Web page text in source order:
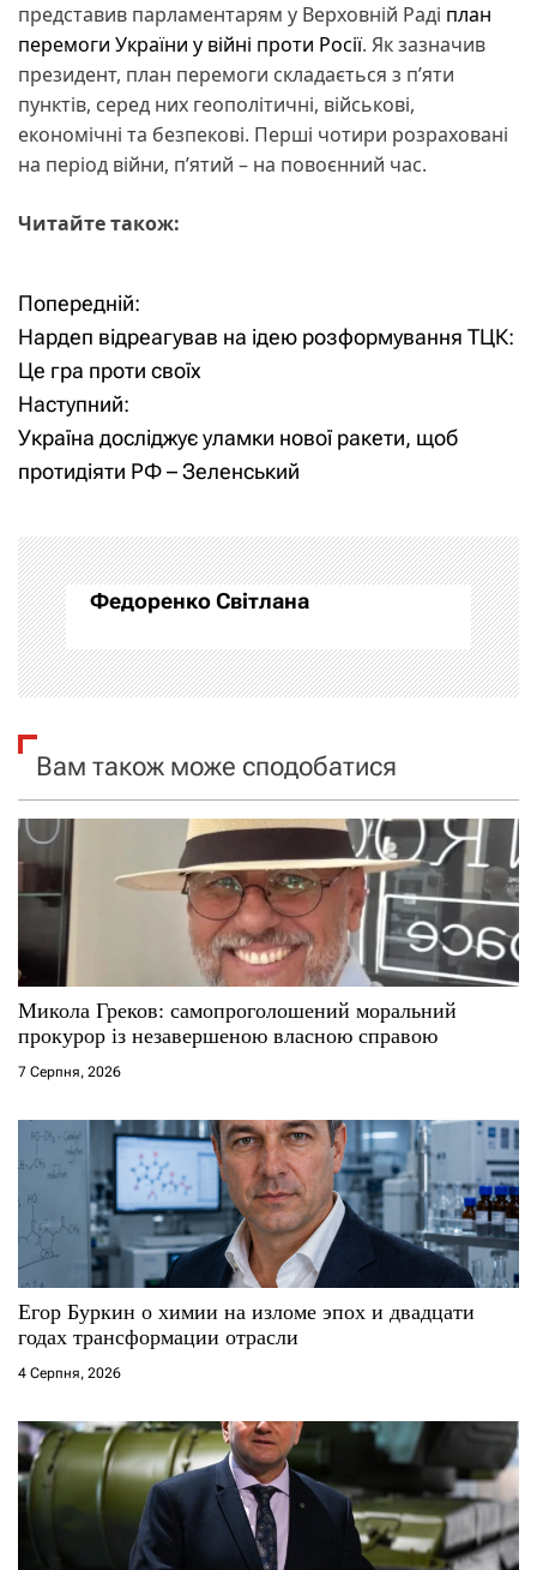
представив парламентарям у Верховній Раді план
перемоги України у війні проти Росії. Як зазначив
президент, план перемоги складається з п’яти
пунктів, серед них геополітичні, військові,
економічні та безпекові. Перші чотири розраховані
на період війни, п’ятий – на повоєнний час.
Читайте також:
Н
а
в
і
а
ц
і
а
с
і
в
Попередній:
Нардеп відреагував на ідею розформування ТЦК:
Це гра проти своїх
Наступний:
Україна досліджує уламки нової ракети, щоб
протидіяти РФ – Зеленський
Федоренко Світлана
Вам також може сподобатися
Микола Греков: самопроголошений моральний
прокурор із незавершеною власною справою
7 Серпня, 2026
Егор Буркин о химии на изломе эпох и двадцати
годах трансформации отрасли
4 Серпня, 2026